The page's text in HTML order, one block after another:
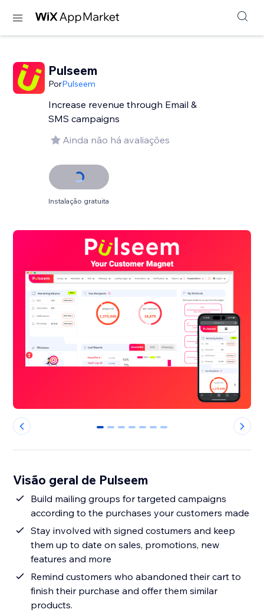
Pulseem
PorPulseem
Increase revenue through Email &
SMS campaigns
Ainda não há avaliações
Instalação gratuita
0 1 2 3 4 5 6
Visão geral de Pulseem
Build mailing groups for targeted campaigns
according to the purchases your customers made
Stay involved with signed costumers and keep
them up to date on sales, promotions, new
features and more
Remind customers who abandoned their cart to
finish their purchase and offer them similar
products.